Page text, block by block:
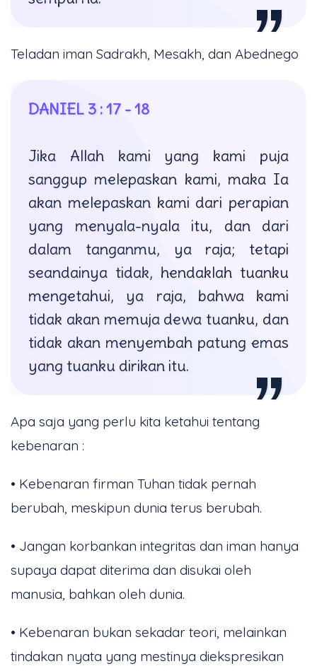
Teladan iman Sadrakh, Mesakh, dan Abednego
DANIEL 3 : 17 - 18
Jika Allah kami yang kami puja
sanggup melepaskan kami, maka Ia
akan melepaskan kami dari perapian
yang menyala-nyala itu, dan dari
dalam tanganmu, ya raja; tetapi
seandainya tidak, hendaklah tuanku
mengetahui, ya raja, bahwa kami
tidak akan memuja dewa tuanku, dan
tidak akan menyembah patung emas
yang tuanku dirikan itu.
Apa saja yang perlu kita ketahui tentang
kebenaran :
• Kebenaran firman Tuhan tidak pernah
berubah, meskipun dunia terus berubah.
• Jangan korbankan integritas dan iman hanya
supaya dapat diterima dan disukai oleh
manusia, bahkan oleh dunia.
• Kebenaran bukan sekadar teori, melainkan
tindakan nyata yang mestinya diekspresikan